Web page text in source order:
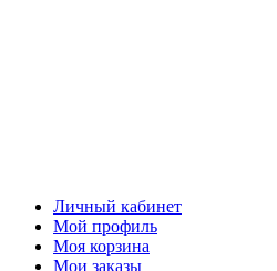
Личный кабинет
Мой профиль
Моя корзина
Мои заказы